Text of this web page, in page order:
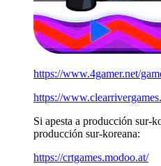
https://www.4gamer.net/
https://
Si apesta a producción sur-
producción sur-koreana:
https://crtgames.modoo.at/